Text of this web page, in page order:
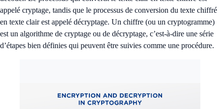
appelé cryptage, tandis que le processus de conversion du texte chiffré
en texte clair est appelé décryptage. Un chiffre (ou un cryptogramme)
est un algorithme de cryptage ou de décryptage, c’est-à-dire une série
d’étapes bien définies qui peuvent être suivies comme une procédure.